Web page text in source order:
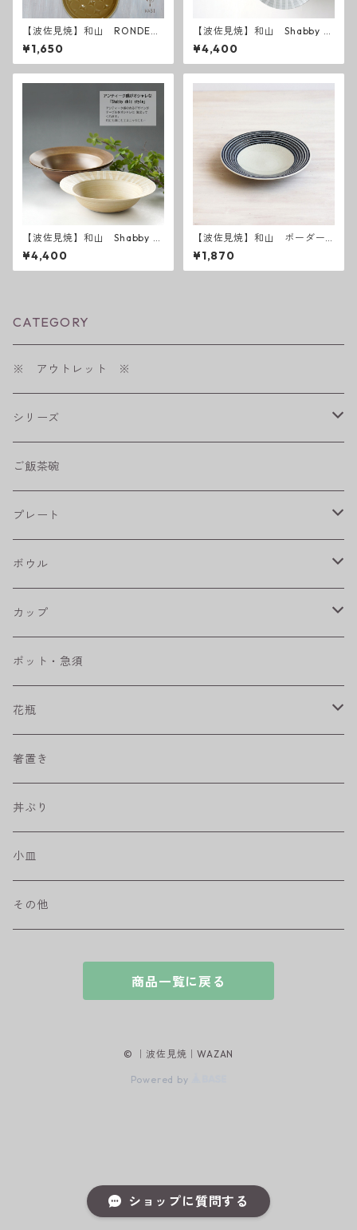
ショップに質問する
【波佐見焼】和山 RONDE
丸皿 M
¥1,650
【波佐見焼】和山 Shabby c
hic style ボウルL ( ダークグ
レー ／ ライトグレー ）
¥4,400
【波佐見焼】和山 Shabby c
hic style ボウル大
¥4,400
【波佐見焼】和山 ボーダー
柄 「藍駒」6寸皿
¥1,870
CATEGORY
※ アウトレット ※
シリーズ
shabby chic style
フラワーパレード
八角シリーズ
RONDE
ベベルボウル
プリーツ
藍駒
ワビカップ
ハンディ小皿
和ミモザ
ご飯茶碗
プレート
楕円皿
丸皿
長皿
角皿
取皿
盛皿
カレー＆パスタ皿
ボウル
大鉢
中鉢
小鉢
カップ
カップ
マグカップ
フリーカップ
そば猪口
ポット・急須
花瓶
水差し
箸置き
丼ぶり
小皿
その他
商品一覧に戻る
© ｜波佐見焼｜WAZAN
Powered by